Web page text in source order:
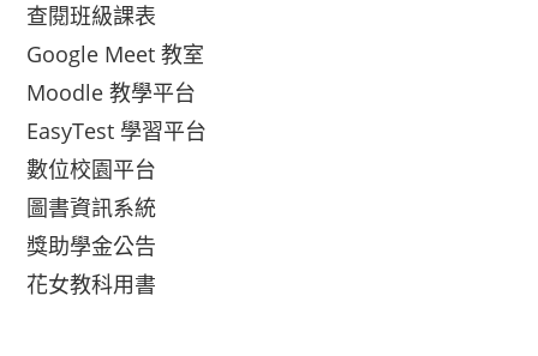
查閱班級課表
Google Meet 教室
Moodle 教學平台
EasyTest 學習平台
數位校園平台
圖書資訊系統
獎助學金公告
花女教科用書